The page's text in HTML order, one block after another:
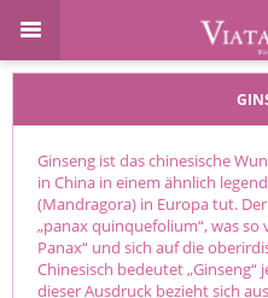
Ginseng ist das chinesische
in China in einem ähnlich
(Mandragora) in Europa tut.
„panax quinquefolium“, was
Panax“ und sich auf die
Chinesisch bedeutet „Ginseng“
dieser Ausdruck bezieht sich